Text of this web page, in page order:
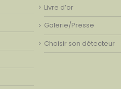
Livre d’or
Galerie/Presse
Choisir son détecteur